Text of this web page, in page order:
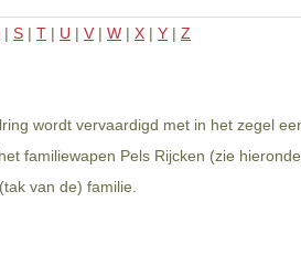
| S | T | U | V | W | X | Y | Z
wordt vervaardigd met in het zegel
familiewapen Pels Rijcken (zie
van de) familie.